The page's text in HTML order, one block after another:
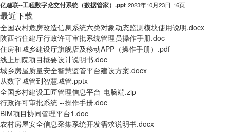
亿建联--工程数字化交付系统（数据管家）.ppt 2023年10月23日 16页
最近下载
全国农村危房改造信息系统六类对象动态监测模块使用说明.docx
陕西省住建厅行政许可审批系统管理员操作手册.doc
住房和城乡建设厅旗舰店及移动APP（操作手册）.pdf
线上剧院项目概要设计说明书.doc
城乡房屋质量安全智慧监管平台建设方案.docx
从数字城管到智慧城管.pptx
全国乡村建设工匠管理信息平台-电脑端.zip
行政许可审批系统 --操作手册.doc
BIM项目协同管理平台1.doc
农村房屋安全信息采集系统开发需求说明书.docx